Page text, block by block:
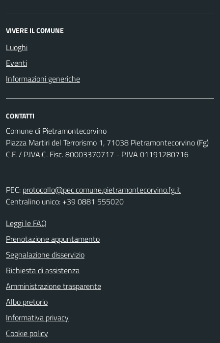
VIVERE IL COMUNE
Luoghi
Eventi
Informazioni generiche
CONTATTI
Comune di Pietramontecorvino
Piazza Martiri del Terrorismo 1, 71038 Pietramontecorvino (Fg)
C.F. / P.IVA:C. Fisc. 80003370717 - P.IVA 01191280716
PEC: protocollo@pec.comune.pietramontecorvino.fg.it
Centralino unico: +39 0881 555020
Leggi le FAQ
Prenotazione appuntamento
Segnalazione disservizio
Richiesta di assistenza
Amministrazione trasparente
Albo pretorio
Informativa privacy
Cookie policy